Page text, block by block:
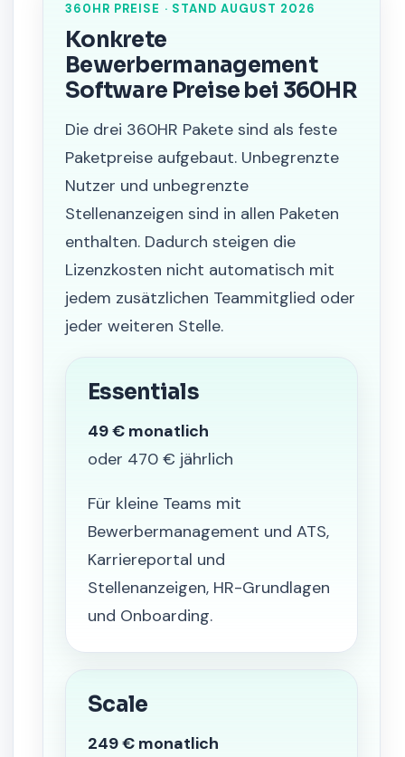
360HR PREISE · STAND AUGUST 2026
Konkrete
Bewerbermanagement
Software Preise bei 360HR
Die drei 360HR Pakete sind als feste
Paketpreise aufgebaut. Unbegrenzte
Nutzer und unbegrenzte
Stellenanzeigen sind in allen Paketen
enthalten. Dadurch steigen die
Lizenzkosten nicht automatisch mit
jedem zusätzlichen Teammitglied oder
jeder weiteren Stelle.
Essentials
49 € monatlich
oder 470 € jährlich
Für kleine Teams mit
Bewerbermanagement und ATS,
Karriereportal und
Stellenanzeigen, HR-Grundlagen
und Onboarding.
Scale
249 € monatlich